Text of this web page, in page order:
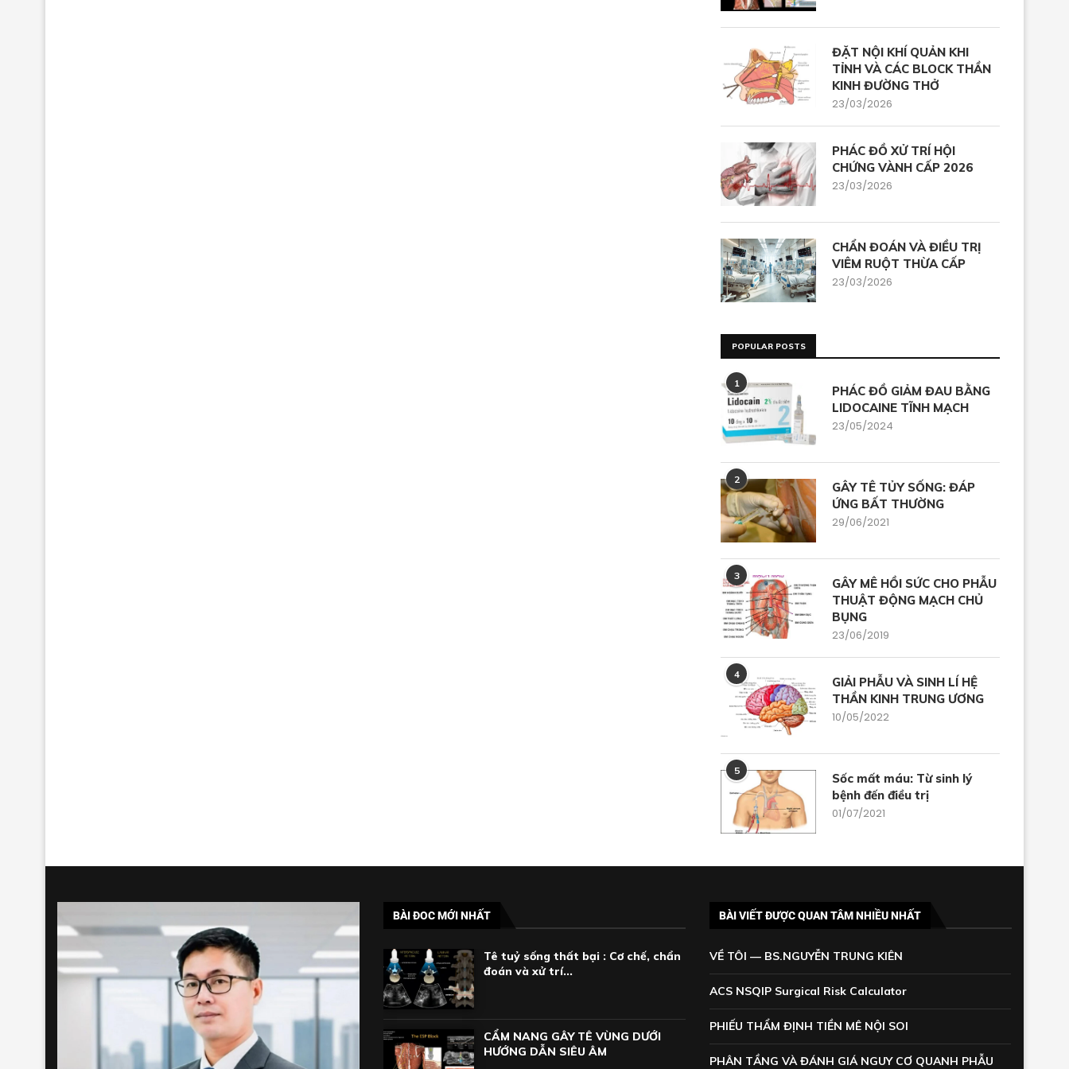
ĐẶT NỘI KHÍ QUẢN KHI
TỈNH VÀ CÁC BLOCK THẦN
KINH ĐƯỜNG THỞ
23/03/2026
PHÁC ĐỒ XỬ TRÍ HỘI
CHỨNG VÀNH CẤP 2026
23/03/2026
CHẨN ĐOÁN VÀ ĐIỀU TRỊ
VIÊM RUỘT THỪA CẤP
23/03/2026
POPULAR POSTS
1
PHÁC ĐỒ GIẢM ĐAU BẰNG
LIDOCAINE TĨNH MẠCH
23/05/2024
2
GÂY TÊ TỦY SỐNG: ĐÁP
ỨNG BẤT THƯỜNG
29/06/2021
3
GÂY MÊ HỒI SỨC CHO PHẪU
THUẬT ĐỘNG MẠCH CHỦ
BỤNG
23/06/2019
4
GIẢI PHẪU VÀ SINH LÍ HỆ
THẦN KINH TRUNG ƯƠNG
10/05/2022
5
Sốc mất máu: Từ sinh lý
bệnh đến điều trị
01/07/2021
BÀI ĐOC MỚI NHẤT
Tê tuỷ sống thất bại : Cơ chế, chẩn
đoán và xử trí...
CẨM NANG GÂY TÊ VÙNG DƯỚI
HƯỚNG DẪN SIÊU ÂM
BÀI VIẾT ĐƯỢC QUAN TÂM NHIỀU NHẤT
VỀ TÔI — BS.NGUYỄN TRUNG KIÊN
ACS NSQIP Surgical Risk Calculator
PHIẾU THẨM ĐỊNH TIỀN MÊ NỘI SOI
PHÂN TẦNG VÀ ĐÁNH GIÁ NGUY CƠ QUANH PHẪU